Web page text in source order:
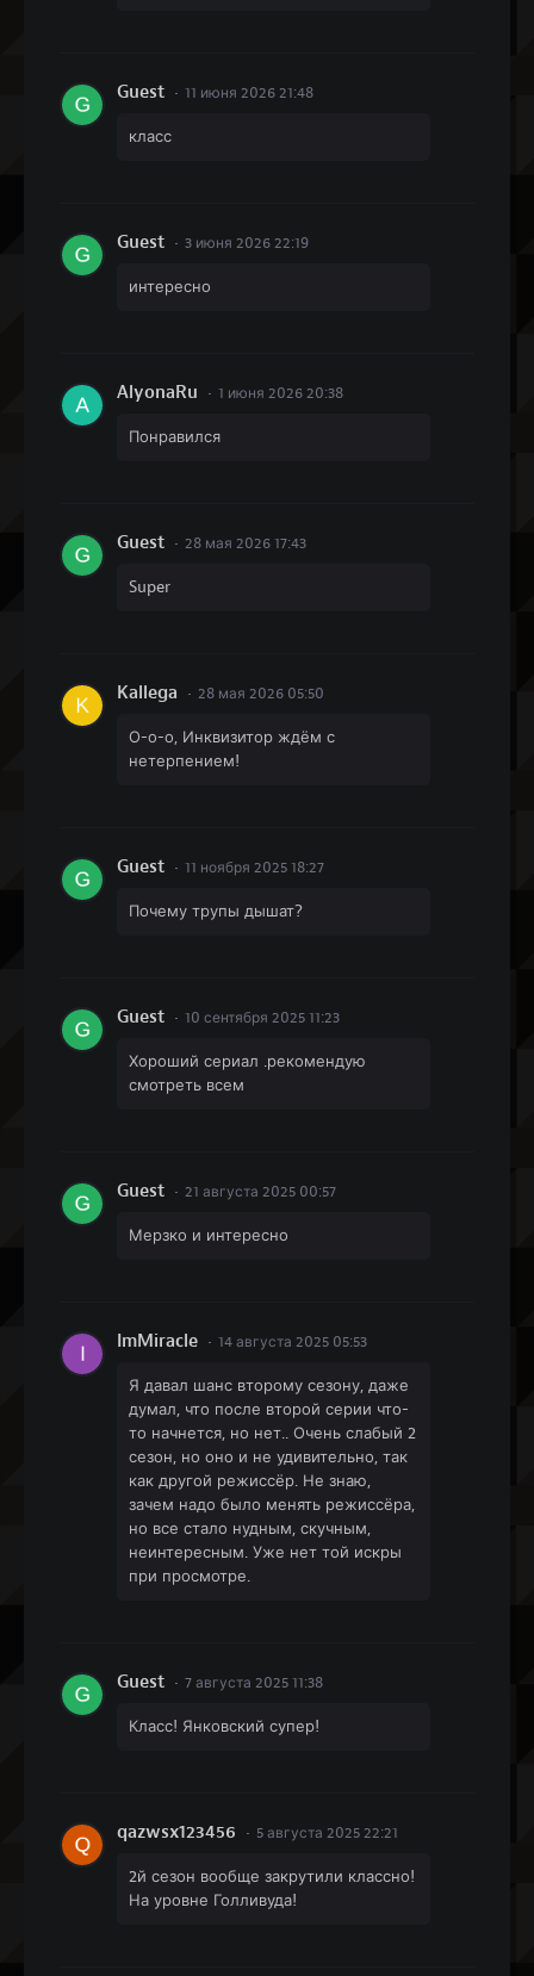
Guest 11 июня 2026 21:48
класс
Guest 3 июня 2026 22:19
интересно
AlyonaRu 1 июня 2026 20:38
Понравился
Guest 28 мая 2026 17:43
Super
Kallega 28 мая 2026 05:50
О-о-о, Инквизитор ждём с
нетерпением!
Guest 11 ноября 2025 18:27
Почему трупы дышат?
Guest 10 сентября 2025 11:23
Хороший сериал .рекомендую
смотреть всем
Guest 21 августа 2025 00:57
Мерзко и интересно
ImMiracle 14 августа 2025 05:53
Я давал шанс второму сезону, даже
думал, что после второй серии что-
то начнется, но нет.. Очень слабый 2
сезон, но оно и не удивительно, так
как другой режиссёр. Не знаю,
зачем надо было менять режиссёра,
но все стало нудным, скучным,
неинтересным. Уже нет той искры
при просмотре.
Guest 7 августа 2025 11:38
Класс! Янковский супер!
qazwsx123456 5 августа 2025 22:21
2й сезон вообще закрутили классно!
На уровне Голливуда!